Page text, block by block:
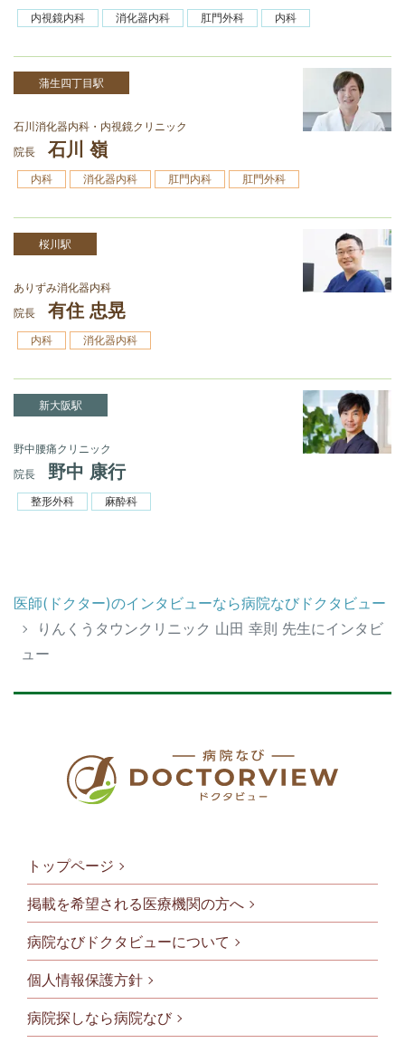
内視鏡内科 消化器内科 肛門外科 内科
蒲生四丁目駅
石川消化器内科・内視鏡クリニック
院長
石川 嶺
内科 消化器内科 肛門内科 肛門外科
桜川駅
ありずみ消化器内科
院長
有住 忠晃
内科 消化器内科
新大阪駅
野中腰痛クリニック
院長
野中 康行
整形外科 麻酔科
医師(ドクター)のインタビューなら病院なびドクタビュー
りんくうタウンクリニック 山田 幸則 先生にインタビ
ュー
フッタメニ
トップページ
掲載を希望される医療機関の方へ
病院なびドクタビューについて
個人情報保護方針
病院探しなら病院なび